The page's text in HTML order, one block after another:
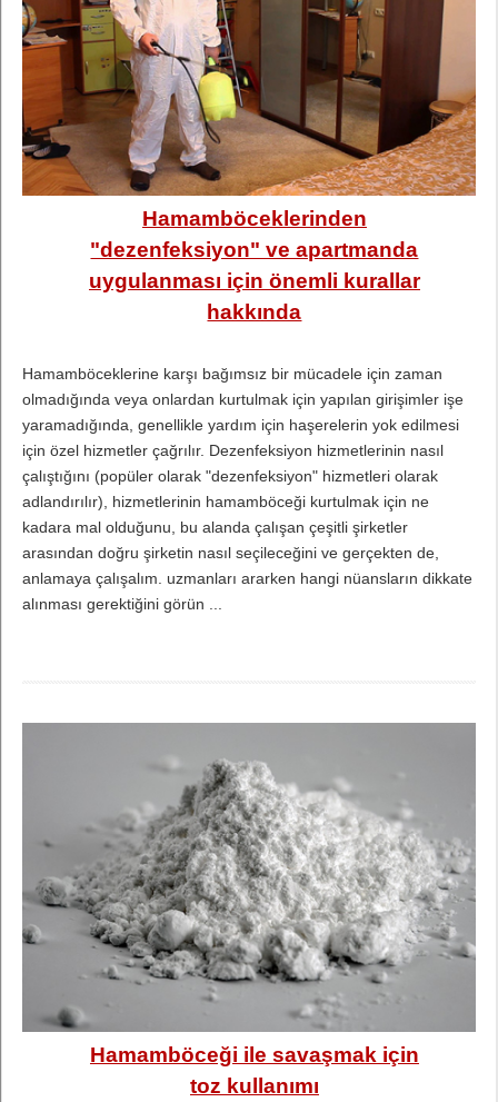
Hamamböceklerinden
"dezenfeksiyon" ve apartmanda
uygulanması için önemli kurallar
hakkında
Hamamböceklerine karşı bağımsız bir mücadele için zaman
olmadığında veya onlardan kurtulmak için yapılan girişimler işe
yaramadığında, genellikle yardım için haşerelerin yok edilmesi
için özel hizmetler çağrılır. Dezenfeksiyon hizmetlerinin nasıl
çalıştığını (popüler olarak "dezenfeksiyon" hizmetleri olarak
adlandırılır), hizmetlerinin hamamböceği kurtulmak için ne
kadara mal olduğunu, bu alanda çalışan çeşitli şirketler
arasından doğru şirketin nasıl seçileceğini ve gerçekten de,
anlamaya çalışalım. uzmanları ararken hangi nüansların dikkate
alınması gerektiğini görün ...
Hamamböceği ile savaşmak için
toz kullanımı